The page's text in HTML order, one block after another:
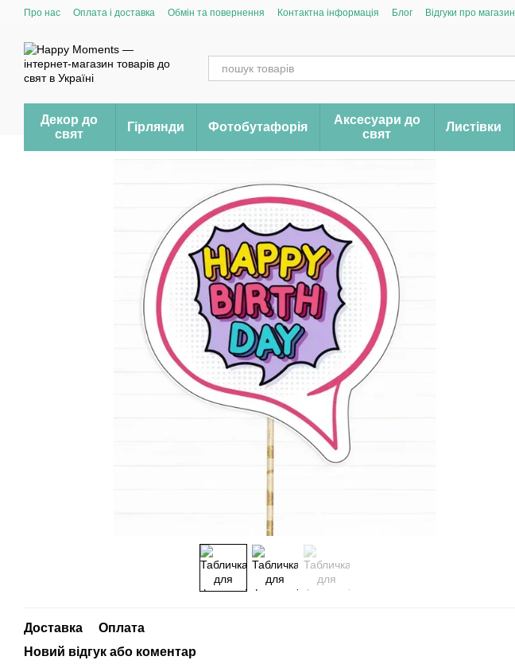
Перейти до основного контенту
Про нас Оплата і доставка Обмін та повернення Контактна інформація Блог Відгуки про магазин
Декор до
свят
Гірлянди Фотобутафорія
Аксесуари до
свят
Листівки
Доставка
Оплата
Новий відгук або коментар